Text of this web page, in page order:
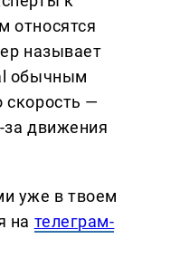
относятся
называет
обычным
—
за движения
уже в твоем
на телеграм-